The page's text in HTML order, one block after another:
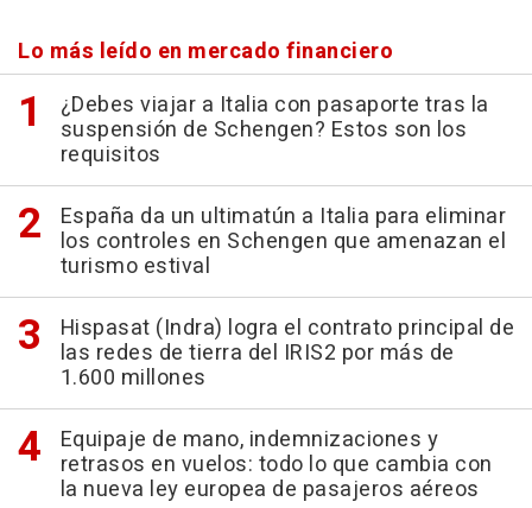
Lo más leído en mercado financiero
¿Debes viajar a Italia con pasaporte tras la
suspensión de Schengen? Estos son los
requisitos
España da un ultimatún a Italia para eliminar
los controles en Schengen que amenazan el
turismo estival
Hispasat (Indra) logra el contrato principal de
las redes de tierra del IRIS2 por más de
1.600 millones
Equipaje de mano, indemnizaciones y
retrasos en vuelos: todo lo que cambia con
la nueva ley europea de pasajeros aéreos